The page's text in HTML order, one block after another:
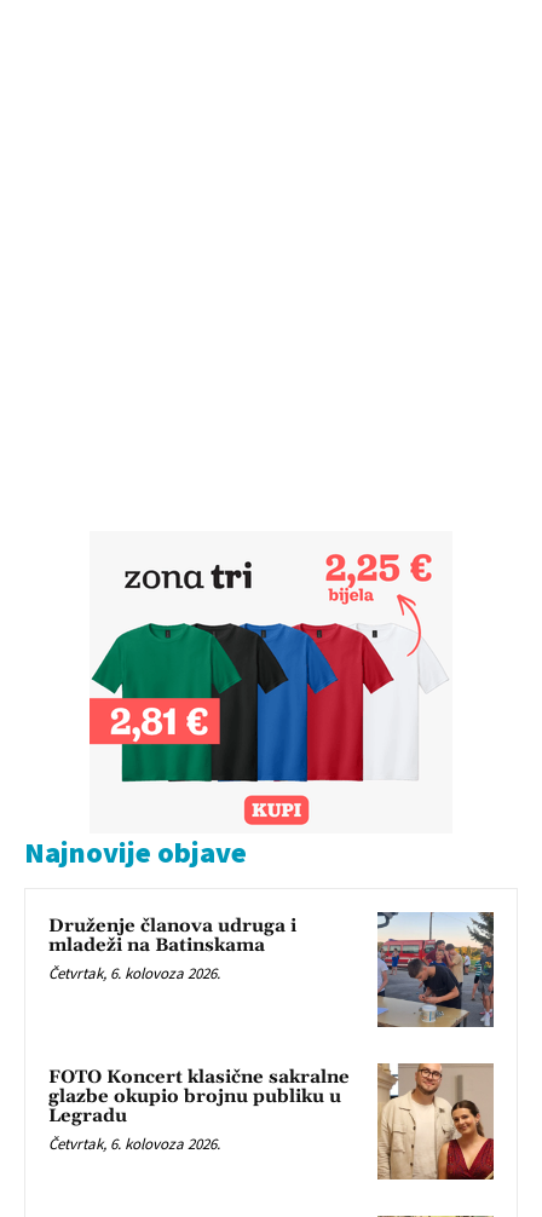
Najnovije objave
Druženje članova udruga i
mladeži na Batinskama
Četvrtak, 6. kolovoza 2026.
FOTO Koncert klasične sakralne
glazbe okupio brojnu publiku u
Legradu
Četvrtak, 6. kolovoza 2026.